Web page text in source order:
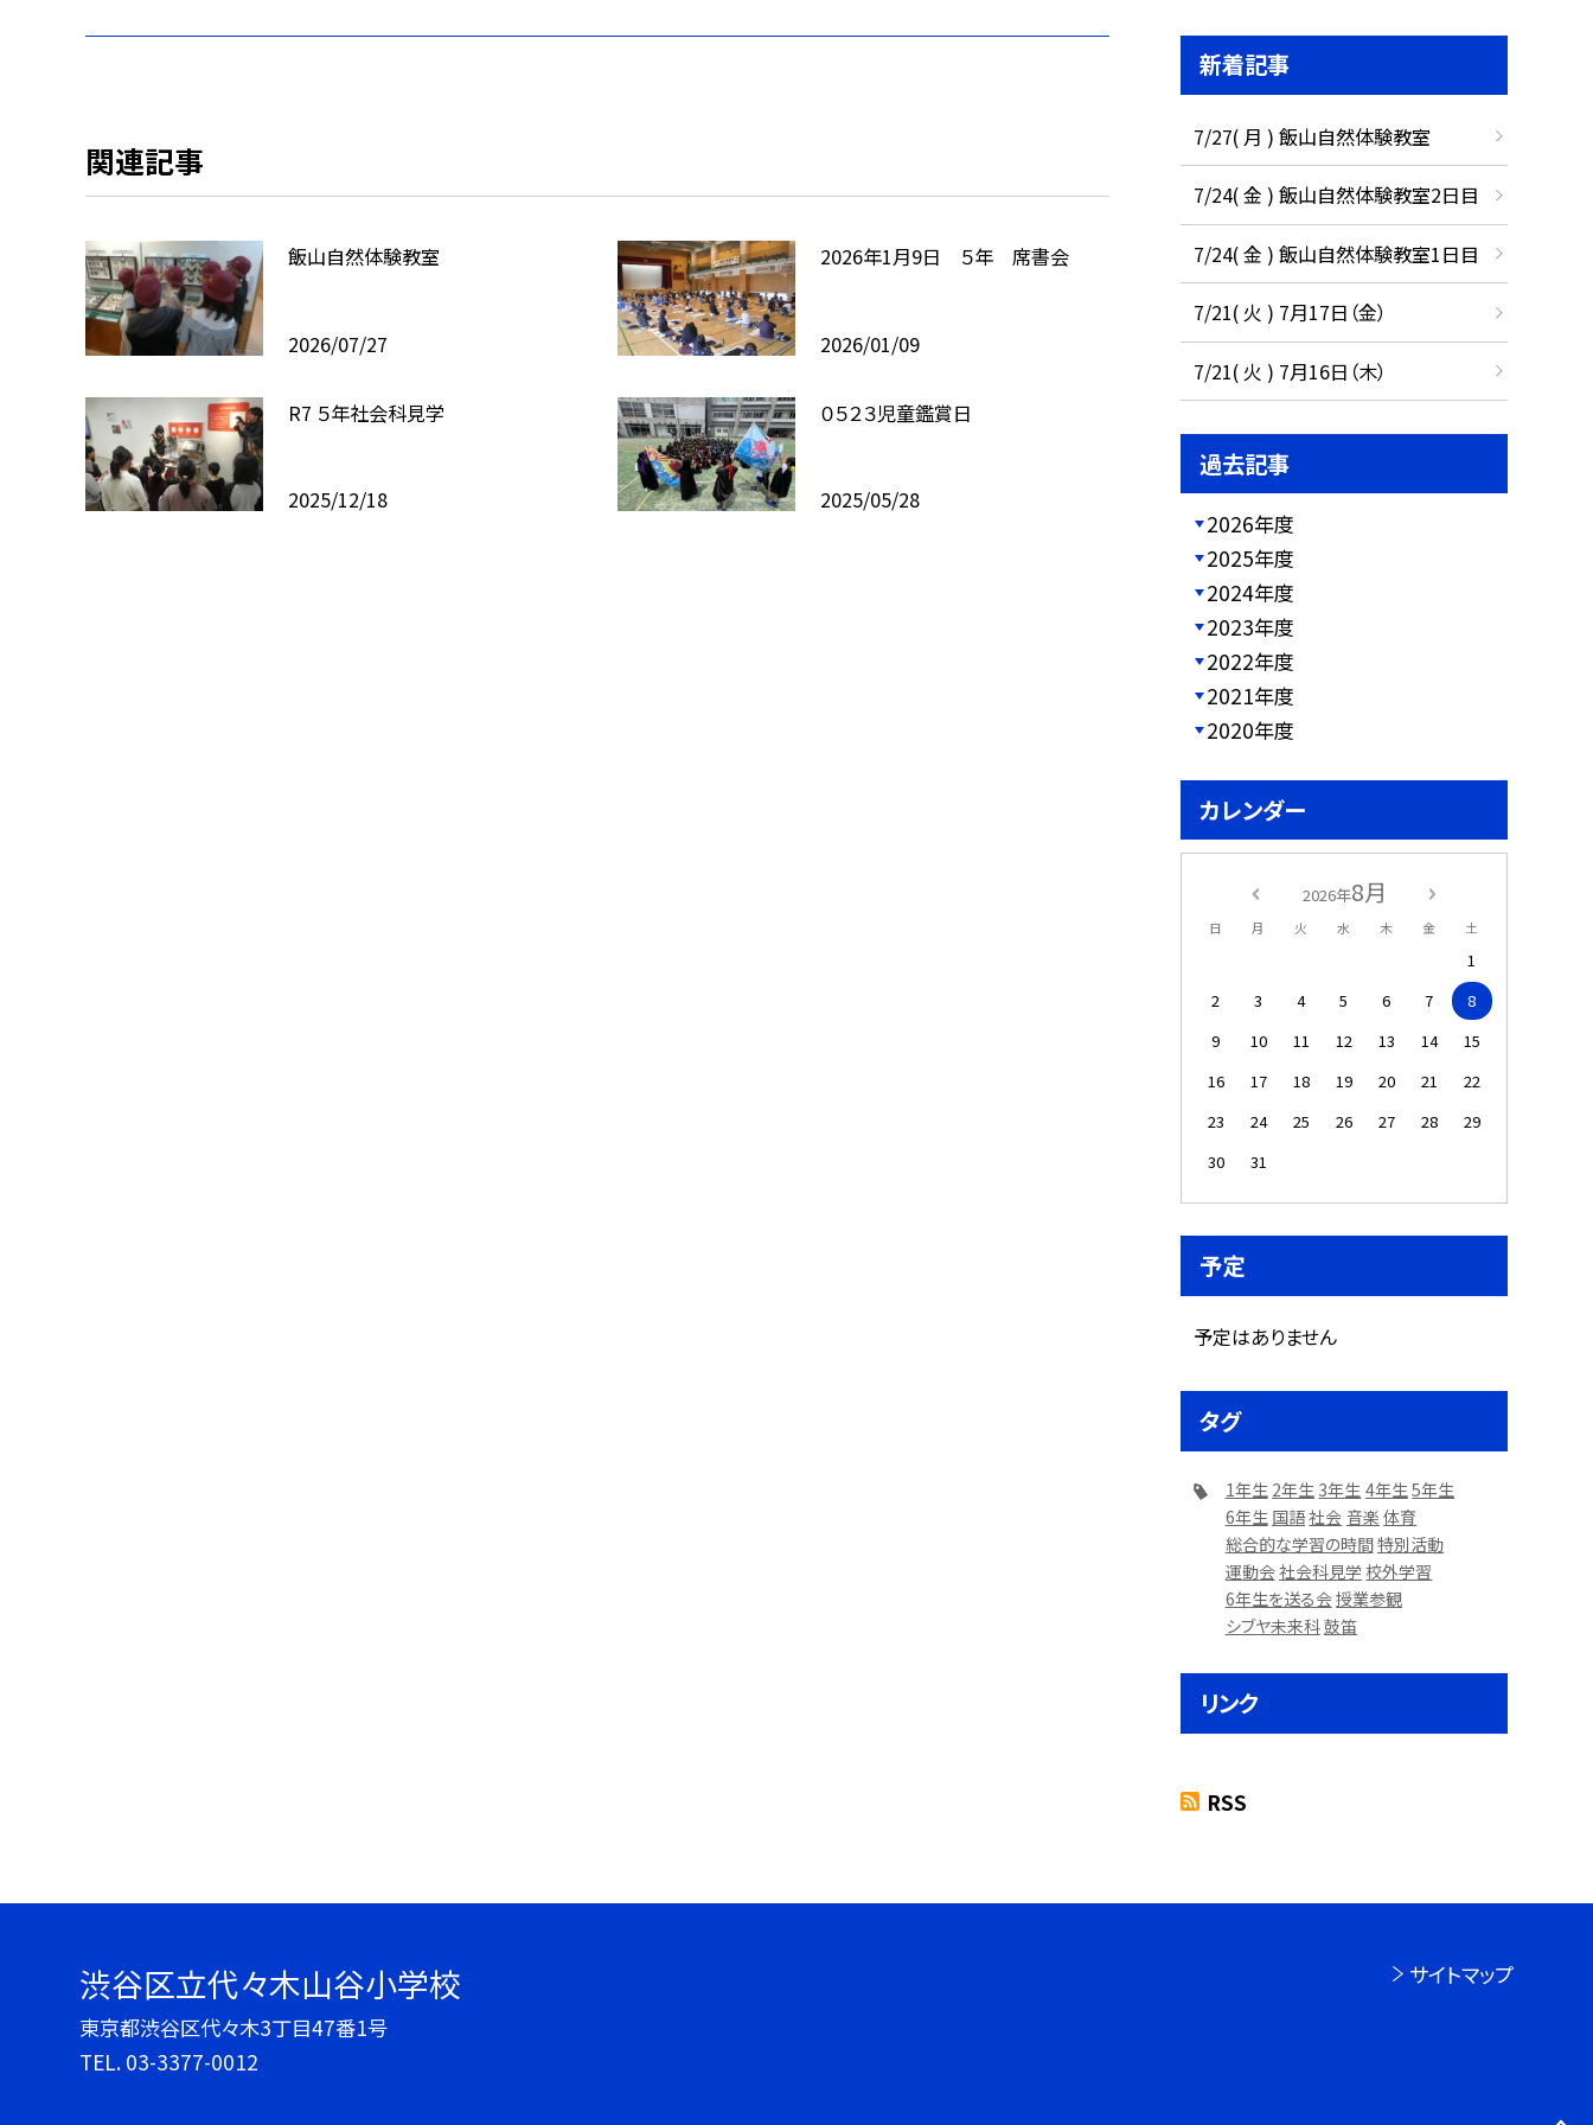
関連記事
飯山自然体験教室
2026/07/27
2026年1月9日 ５年 席書会
2026/01/09
R7 ５年社会科見学
2025/12/18
０５２３児童鑑賞日
2025/05/28
新着記事
7/27( 月 ) 飯山自然体験教室
7/24( 金 ) 飯山自然体験教室2日目
7/24( 金 ) 飯山自然体験教室1日目
7/21( 火 ) 7月17日（金）
7/21( 火 ) 7月16日（木）
過去記事
2026年度
2025年度
2024年度
2023年度
2022年度
2021年度
2020年度
カレンダー
2026年8月
日 月 火 水 木 金 土
1
2
3 4 5 6 7
8
9
10 11 12 13 14
15
16
17 18 19 20 21
22
23
24 25 26 27 28
29
30
31
予定
予定はありません
タグ
1年生 2年生 3年生 4年生5年生
6年生 国語社会 音楽 体育
総合的な学習の時間特別活動
運動会社会科見学 校外学習
6年生を送る会授業参観
シブヤ未来科鼓笛
リンク
RSS
渋谷区立代々木山谷小学校
東京都渋谷区代々木3丁目47番1号
TEL. 03-3377-0012
サイトマップ